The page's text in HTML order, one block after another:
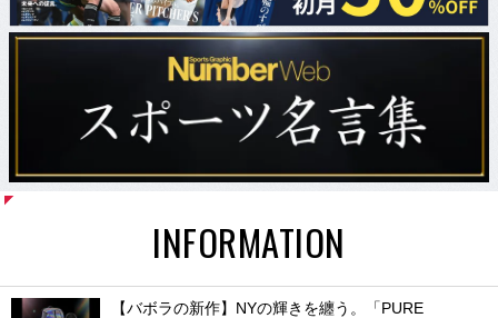
INFORMATION
【バボラの新作】NYの輝きを纏う。「PURE